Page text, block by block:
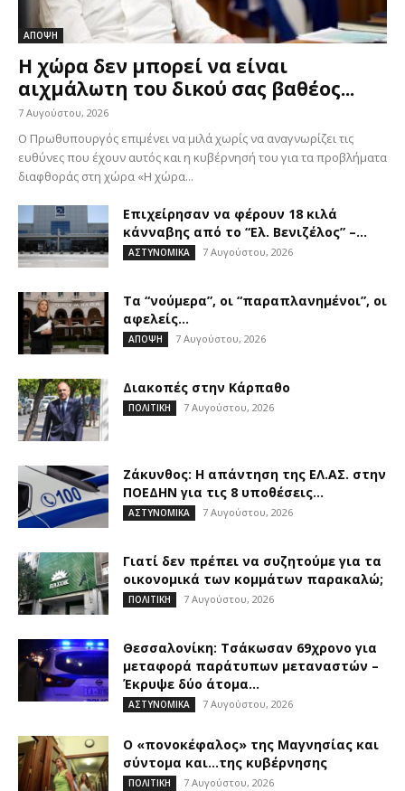
ΑΠΟΨΗ
Η χώρα δεν μπορεί να είναι
αιχμάλωτη του δικού σας βαθέος...
7 Αυγούστου, 2026
Ο Πρωθυπουργός επιμένει να μιλά χωρίς να αναγνωρίζει τις
ευθύνες που έχουν αυτός και η κυβέρνησή του για τα προβλήματα
διαφθοράς στη χώρα «Η χώρα...
Επιχείρησαν να φέρουν 18 κιλά
κάνναβης από το “Ελ. Βενιζέλος” –...
ΑΣΤΥΝΟΜΙΚΑ 7 Αυγούστου, 2026
Τα “νούμερα”, οι “παραπλανημένοι”, οι
αφελείς…
ΑΠΟΨΗ 7 Αυγούστου, 2026
Διακοπές στην Κάρπαθο
ΠΟΛΙΤΙΚΗ 7 Αυγούστου, 2026
Ζάκυνθος: Η απάντηση της ΕΛ.ΑΣ. στην
ΠΟΕΔΗΝ για τις 8 υποθέσεις...
ΑΣΤΥΝΟΜΙΚΑ 7 Αυγούστου, 2026
Γιατί δεν πρέπει να συζητούμε για τα
οικονομικά των κομμάτων παρακαλώ;
ΠΟΛΙΤΙΚΗ 7 Αυγούστου, 2026
Θεσσαλονίκη: Τσάκωσαν 69χρονο για
μεταφορά παράτυπων μεταναστών –
Έκρυψε δύο άτομα...
ΑΣΤΥΝΟΜΙΚΑ 7 Αυγούστου, 2026
Ο «πονοκέφαλος» της Μαγνησίας και
σύντομα και…της κυβέρνησης
ΠΟΛΙΤΙΚΗ 7 Αυγούστου, 2026